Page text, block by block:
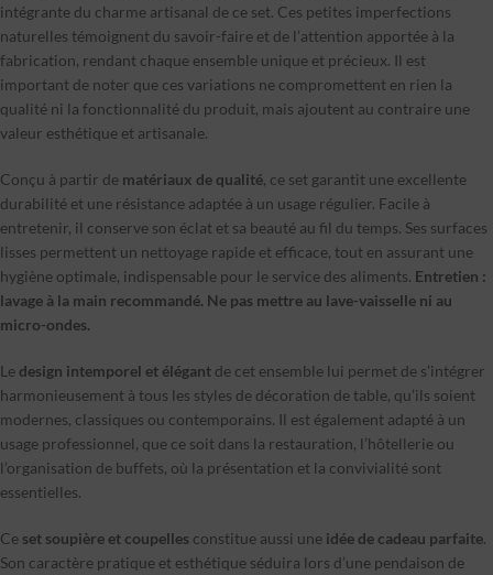
intégrante du charme artisanal de ce set. Ces petites imperfections
naturelles témoignent du savoir-faire et de l’attention apportée à la
fabrication, rendant chaque ensemble unique et précieux. Il est
important de noter que ces variations ne compromettent en rien la
qualité ni la fonctionnalité du produit, mais ajoutent au contraire une
valeur esthétique et artisanale.
Conçu à partir de matériaux de qualité, ce set garantit une excellente
durabilité et une résistance adaptée à un usage régulier. Facile à
entretenir, il conserve son éclat et sa beauté au fil du temps. Ses surfaces
lisses permettent un nettoyage rapide et efficace, tout en assurant une
hygiène optimale, indispensable pour le service des aliments. Entretien :
lavage à la main recommandé. Ne pas mettre au lave-vaisselle ni au
micro-ondes.
Le design intemporel et élégant de cet ensemble lui permet de s’intégrer
harmonieusement à tous les styles de décoration de table, qu’ils soient
modernes, classiques ou contemporains. Il est également adapté à un
usage professionnel, que ce soit dans la restauration, l’hôtellerie ou
l’organisation de buffets, où la présentation et la convivialité sont
essentielles.
Ce set soupière et coupelles constitue aussi une idée de cadeau parfaite.
Son caractère pratique et esthétique séduira lors d’une pendaison de